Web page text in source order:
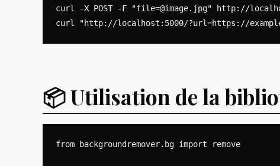
curl -X POST -F "file=@image.jpg" http://
📦 Utilisation de la
from backgroundremover.bg import remove